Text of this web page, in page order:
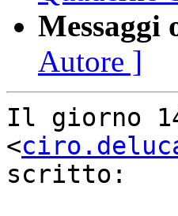
Messaggi
Autore ]
Il giorno
<
scritto: